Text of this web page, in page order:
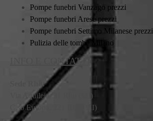
Pompe funebri Vanzago prezzi
Pompe funebri Arese prezzi
Pompe funebri Settimo Milanese prezzi
Pulizia delle tombe Milano
INFO E CONTATTI
Sede Rho:
Via Aquileia, 31 Rho (MI)
C.so Europa, 221 Rho (MI)